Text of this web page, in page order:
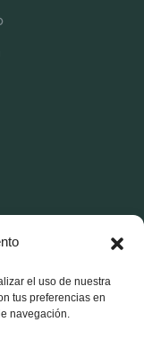
el uso de nuestra
tus preferencias en
navegación.